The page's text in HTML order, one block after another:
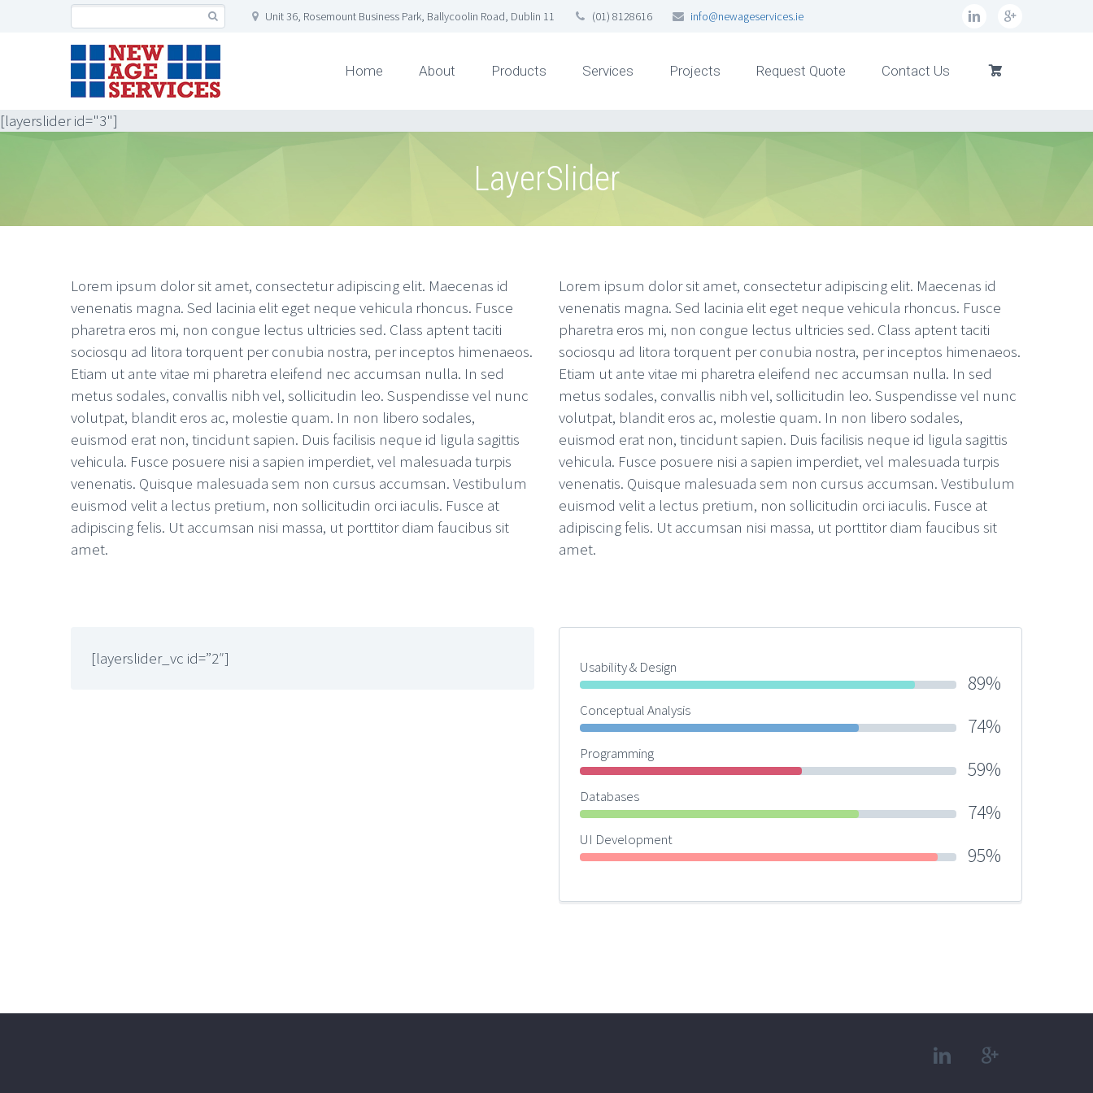
Unit 36, Rosemount Business Park, Ballycoolin Road, Dublin 11 (01) 8128616 info@newageservices.ie
Home About Products Services Projects Request Quote Contact Us
[layerslider id="3"]
LayerSlider
Lorem ipsum dolor sit amet, consectetur adipiscing elit. Maecenas id
venenatis magna. Sed lacinia elit eget neque vehicula rhoncus. Fusce
pharetra eros mi, non congue lectus ultricies sed. Class aptent taciti
sociosqu ad litora torquent per conubia nostra, per inceptos himenaeos.
Etiam ut ante vitae mi pharetra eleifend nec accumsan nulla. In sed
metus sodales, convallis nibh vel, sollicitudin leo. Suspendisse vel nunc
volutpat, blandit eros ac, molestie quam. In non libero sodales,
euismod erat non, tincidunt sapien. Duis facilisis neque id ligula sagittis
vehicula. Fusce posuere nisi a sapien imperdiet, vel malesuada turpis
venenatis. Quisque malesuada sem non cursus accumsan. Vestibulum
euismod velit a lectus pretium, non sollicitudin orci iaculis. Fusce at
adipiscing felis. Ut accumsan nisi massa, ut porttitor diam faucibus sit
amet.
Lorem ipsum dolor sit amet, consectetur adipiscing elit. Maecenas id
venenatis magna. Sed lacinia elit eget neque vehicula rhoncus. Fusce
pharetra eros mi, non congue lectus ultricies sed. Class aptent taciti
sociosqu ad litora torquent per conubia nostra, per inceptos himenaeos.
Etiam ut ante vitae mi pharetra eleifend nec accumsan nulla. In sed
metus sodales, convallis nibh vel, sollicitudin leo. Suspendisse vel nunc
volutpat, blandit eros ac, molestie quam. In non libero sodales,
euismod erat non, tincidunt sapien. Duis facilisis neque id ligula sagittis
vehicula. Fusce posuere nisi a sapien imperdiet, vel malesuada turpis
venenatis. Quisque malesuada sem non cursus accumsan. Vestibulum
euismod velit a lectus pretium, non sollicitudin orci iaculis. Fusce at
adipiscing felis. Ut accumsan nisi massa, ut porttitor diam faucibus sit
amet.
[layerslider_vc id=”2″] Usability & Design
89%
Conceptual Analysis
74%
Programming
59%
Databases
74%
UI Development
95%